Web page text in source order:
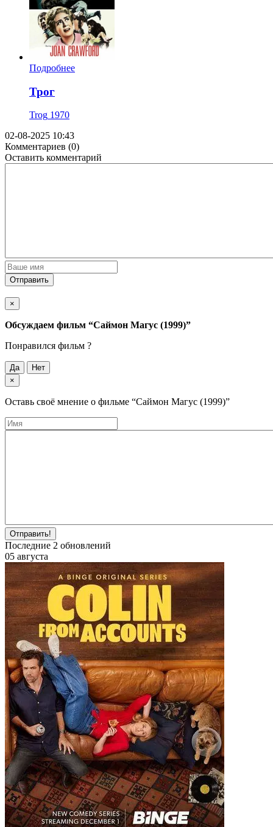
Подробнее
Трог
Trog 1970
02-08-2025 10:43
Комментариев (0)
Оставить комментарий
Отправить
×
Обсуждаем фильм “Саймон Магус (1999)”
Понравился фильм ?
Да
Нет
×
Оставь своё мнение о фильме “Саймон Магус (1999)”
Отправить!
Последние 2 обновлений
05 августа